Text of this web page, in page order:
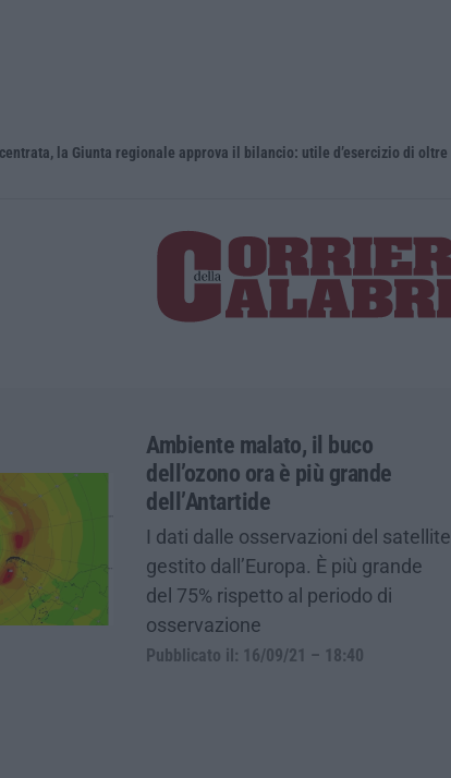
Gestione sanitaria accentrata, la Giunta regionale approva il bilancio: utile d’esercizio di oltre 240 milioni
Ambiente malato, il buco
dell’ozono ora è più grande
dell’Antartide
I dati dalle osservazioni del satellite
gestito dall’Europa. È più grande
del 75% rispetto al periodo di
osservazione
Pubblicato il: 16/09/21 – 18:40